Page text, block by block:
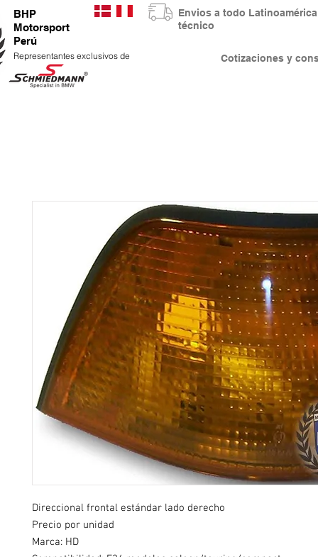
BHP
Motorsport
Perú
Representantes exclusivos de Cotizaciones y
Envios a todo
técnico
Direccional frontal estándar lado derecho
Precio por unidad
Marca: HD